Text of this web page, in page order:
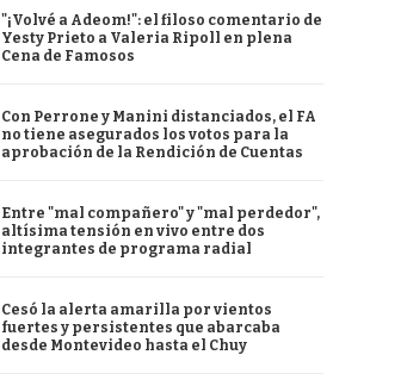
"¡Volvé a Adeom!": el filoso comentario de
Yesty Prieto a Valeria Ripoll en plena
Cena de Famosos
Con Perrone y Manini distanciados, el FA
no tiene asegurados los votos para la
aprobación de la Rendición de Cuentas
Entre "mal compañero" y "mal perdedor",
altísima tensión en vivo entre dos
integrantes de programa radial
Cesó la alerta amarilla por vientos
fuertes y persistentes que abarcaba
desde Montevideo hasta el Chuy